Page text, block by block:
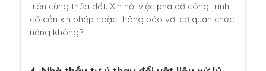
trên cùng thửa đất. Xin hỏi việc phá dỡ công trình
có cần xin phép hoặc thông báo với cơ quan chức
năng không?